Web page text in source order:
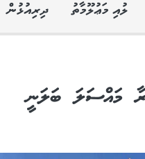
ލުއި މަޢުލޫމާތު ދިރިއުޅުން
މައްސަލަ ބަލަނީ